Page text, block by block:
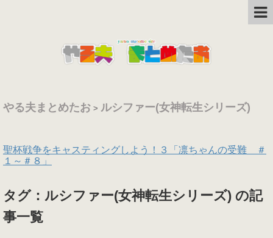
やる夫まとめたお > ルシファー(女神転生シリーズ)
聖杯戦争をキャスティングしよう！３「凛ちゃんの受難 ＃
１～＃８」
タグ：ルシファー(女神転生シリーズ) の記
事一覧